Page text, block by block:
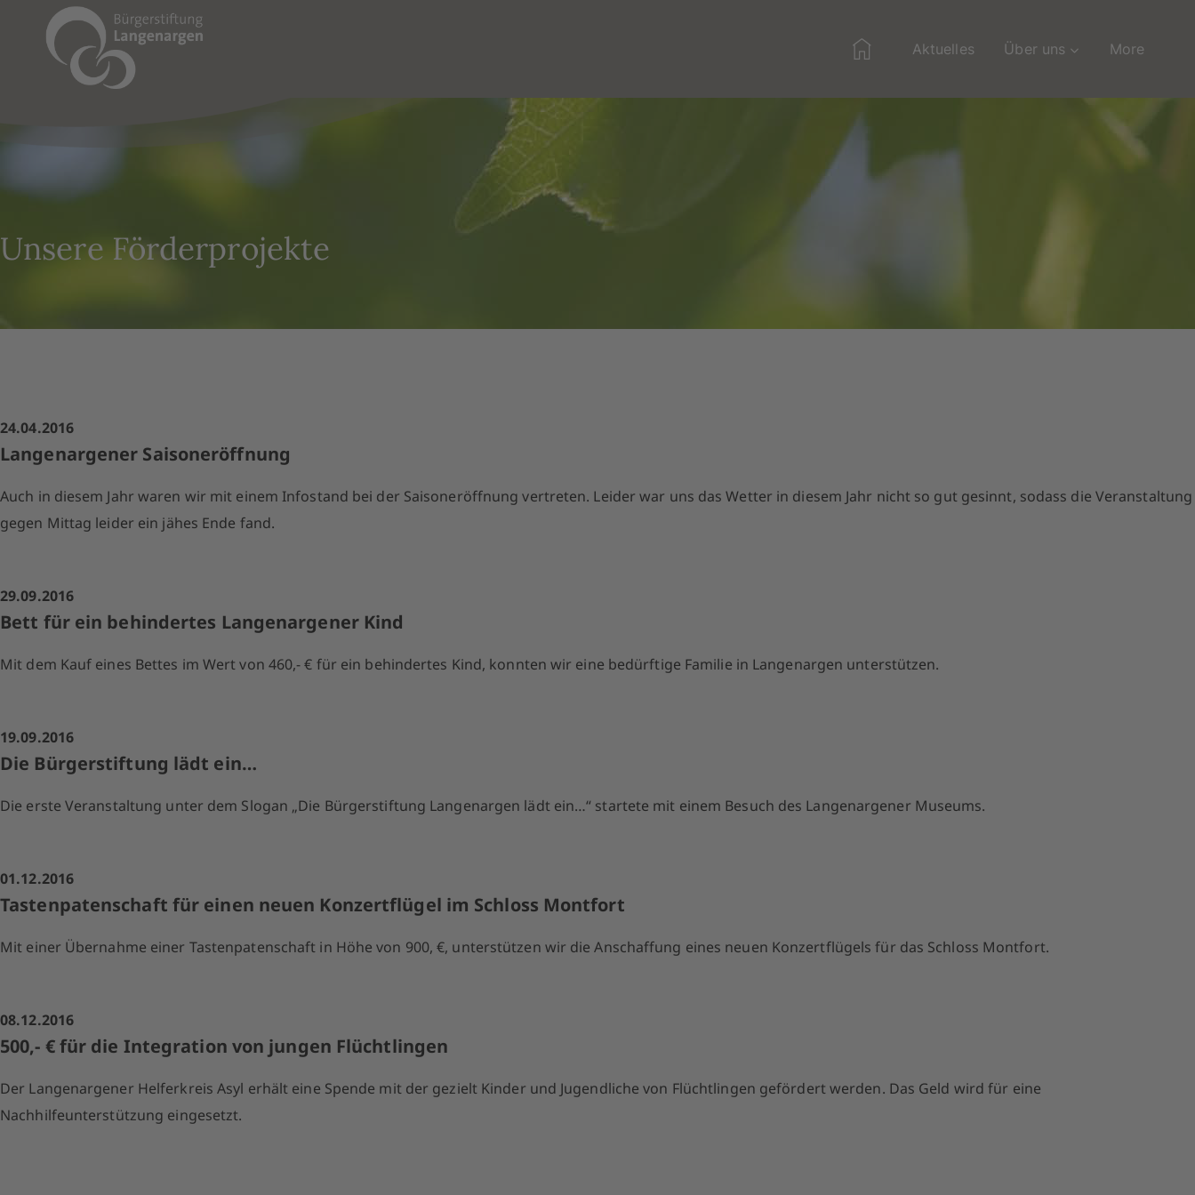
Home Aktuelles Über uns More
Unsere Förderprojekte
24.04.2016
Langenargener Saisoneröffnung
Auch in diesem Jahr waren wir mit einem Infostand bei der Saisoneröffnung vertreten. Leider war uns das Wetter in diesem Jahr nicht so gut gesinnt, sodass die Veranstaltung
gegen Mittag leider ein jähes Ende fand.
29.09.2016
Bett für ein behindertes Langenargener Kind
Mit dem Kauf eines Bettes im Wert von 460,- € für ein behindertes Kind, konnten wir eine bedürftige Familie in Langenargen unterstützen.
19.09.2016
Die Bürgerstiftung lädt ein…
Die erste Veranstaltung unter dem Slogan „Die Bürgerstiftung Langenargen lädt ein…“ startete mit einem Besuch des Langenargener Museums.
01.12.2016
Tastenpatenschaft für einen neuen Konzertflügel im Schloss Montfort
Mit einer Übernahme einer Tastenpatenschaft in Höhe von 900, €, unterstützen wir die Anschaffung eines neuen Konzertflügels für das Schloss Montfort.
08.12.2016
500,- € für die Integration von jungen Flüchtlingen
Der Langenargener Helferkreis Asyl erhält eine Spende mit der gezielt Kinder und Jugendliche von Flüchtlingen gefördert werden. Das Geld wird für eine
Nachhilfeunterstützung eingesetzt.